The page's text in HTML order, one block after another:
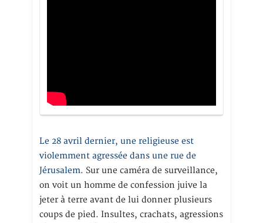
Le 28 avril dernier, une religieuse est
violemment agressée dans une rue de
Jérusalem. Sur une caméra de surveillance,
on voit un homme de confession juive la
jeter à terre avant de lui donner plusieurs
coups de pied. Insultes, crachats, agressions